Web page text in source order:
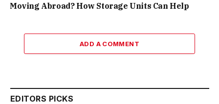
Moving Abroad? How Storage Units Can Help
ADD A COMMENT
EDITORS PICKS